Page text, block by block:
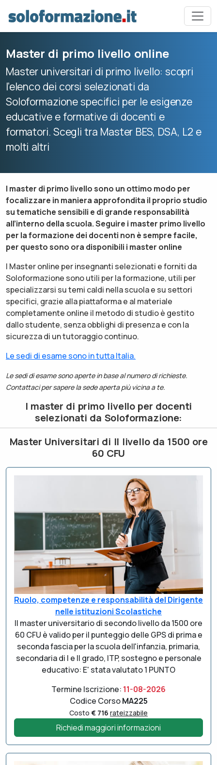
Master di primo livello online
Master universitari di primo livello: scopri
l’elenco dei corsi selezionati da
Soloformazione specifici per le esigenze
educative e formative di docenti e
formatori. Scegli tra Master BES, DSA, L2 e
molti altri
I master di primo livello sono un ottimo modo per
focalizzare in maniera approfondita il proprio studio
su tematiche sensibili e di grande responsabilità
all’interno della scuola. Seguire i master primo livello
per la formazione dei docenti non è sempre facile,
per questo sono ora disponibili i master online
I Master online per insegnanti selezionati e forniti da
Soloformazione sono utili per la formazione, utili per
specializzarsi su temi caldi nella scuola e su settori
specifici, grazie alla piattaforma e al materiale
completamente online il metodo di studio è gestito
dallo studente, senza obblighi di presenza e con la
sicurezza di un tutoraggio continuo.
Le sedi di esame sono in tutta Italia.
Le sedi di esame sono aperte in base al numero di richieste.
Contattaci per sapere la sede aperta più vicina a te.
I master di primo livello per docenti
selezionati da Soloformazione:
Master Universitari di II livello da 1500 ore
60 CFU
Ruolo, competenze e responsabilità del Dirigente
nelle istituzioni Scolastiche
Il master universitario di secondo livello da 1500 ore
60 CFU è valido per il punteggio delle GPS di prima e
seconda fascia per la scuola dell'infanzia, primaria,
secondaria di I e II grado, ITP, sostegno e personale
educativo: E' stata valutato 1 PUNTO
Termine Iscrizione: 11-08-2026
Codice CorsoMA225
Costo € 716 rateizzabile
Richiedi maggiori informazioni